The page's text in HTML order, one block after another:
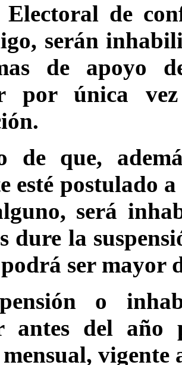
Electoral de
serán
de apoyo
por única
de que,
esté postulado
será
dure la
ser mayor
o
antes del año
vigente